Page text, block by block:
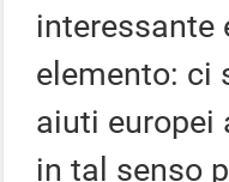
interessante
elemento: ci
aiuti europei
in tal senso